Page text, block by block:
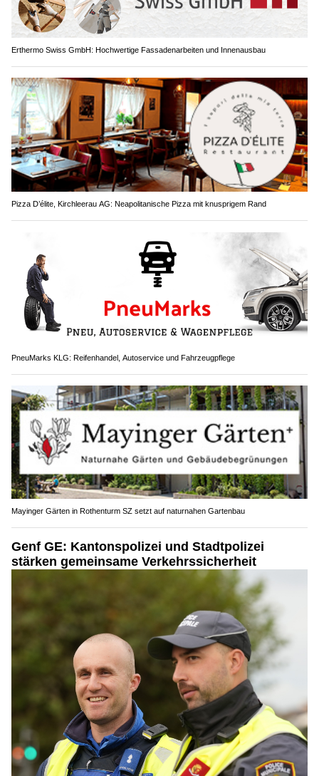
Erthermo Swiss GmbH: Hochwertige Fassadenarbeiten und Innenausbau
Pizza D’élite, Kirchleerau AG: Neapolitanische Pizza mit knusprigem Rand
PneuMarks KLG: Reifenhandel, Autoservice und Fahrzeugpflege
Mayinger Gärten in Rothenturm SZ setzt auf naturnahen Gartenbau
Genf GE: Kantonspolizei und Stadtpolizei
stärken gemeinsame Verkehrssicherheit